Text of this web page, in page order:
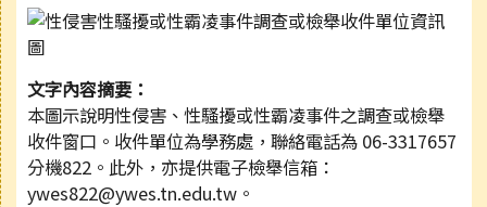
文字內容摘要：
本圖示說明性侵害、性騷擾或性霸凌事件之調查或檢舉
收件窗口。收件單位為學務處，聯絡電話為 06-3317657
分機822。此外，亦提供電子檢舉信箱：
ywes822@ywes.tn.edu.tw。